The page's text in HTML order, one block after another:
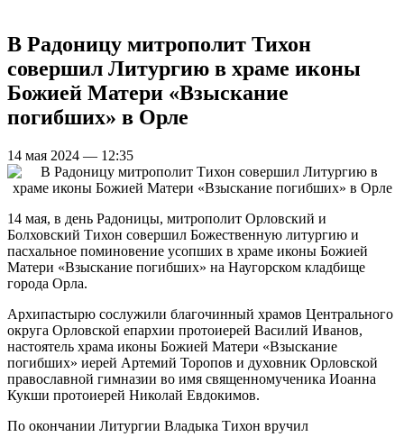
В Радоницу митрополит Тихон
совершил Литургию в храме иконы
Божией Матери «Взыскание
погибших» в Орле
14 мая 2024 — 12:35
14 мая, в день Радоницы, митрополит Орловский и
Болховский Тихон совершил Божественную литургию и
пасхальное поминовение усопших в храме иконы Божией
Матери «Взыскание погибших» на Наугорском кладбище
города Орла.
Архипастырю сослужили благочинный храмов Центрального
округа Орловской епархии протоиерей Василий Иванов,
настоятель храма иконы Божией Матери «Взыскание
погибших» иерей Артемий Торопов и духовник Орловской
православной гимназии во имя священномученика Иоанна
Кукши протоиерей Николай Евдокимов.
По окончании Литургии Владыка Тихон вручил